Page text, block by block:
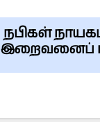
நபிகள்
இறைவனைப்